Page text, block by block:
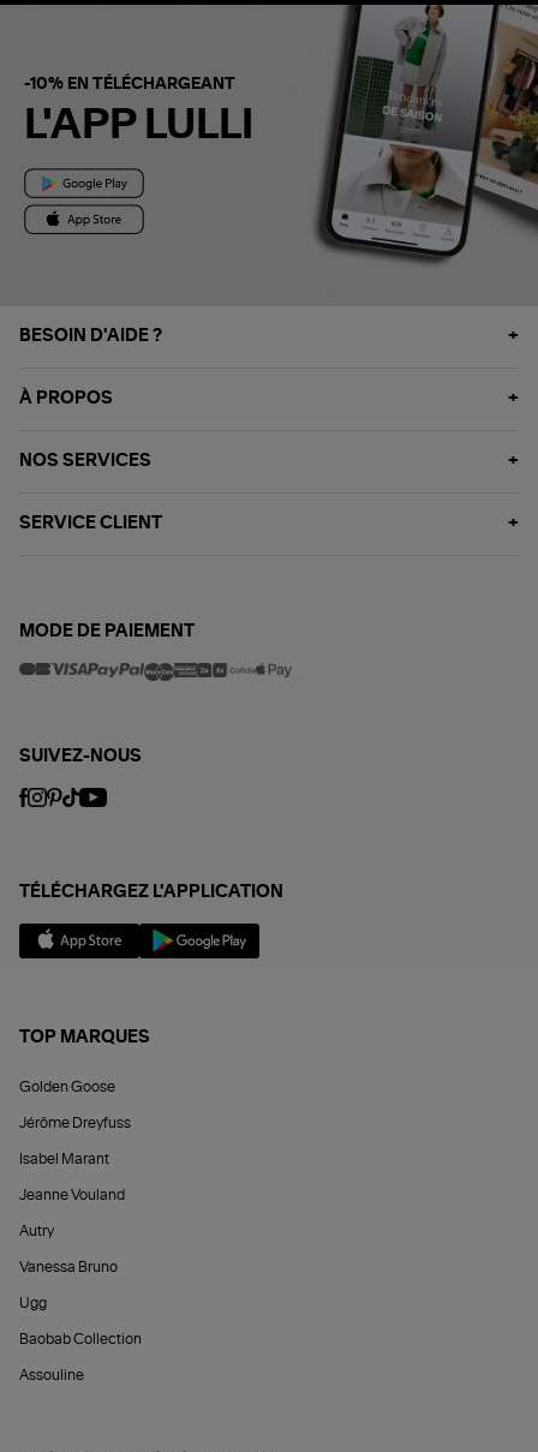
-10% EN TÉLÉCHARGEANT
L'APP LULLI
BESOIN D'AIDE ?
À PROPOS
NOS SERVICES
SERVICE CLIENT
MODE DE PAIEMENT
SUIVEZ-NOUS
TÉLÉCHARGEZ L'APPLICATION
TOP MARQUES
Golden Goose
Jérôme Dreyfuss
Isabel Marant
Jeanne Vouland
Autry
Vanessa Bruno
Ugg
Baobab Collection
Assouline